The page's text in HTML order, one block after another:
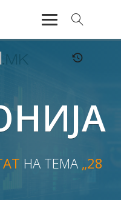
НА ТЕМА „28